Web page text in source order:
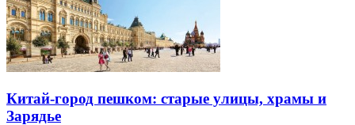
Китай-город пешком: старые улицы, храмы и
Зарядье